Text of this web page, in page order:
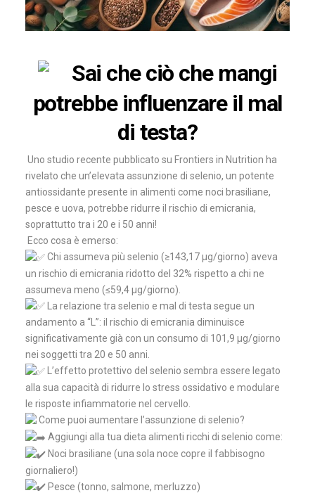
Sai che ciò che mangi
potrebbe influenzare il mal
di testa?
Uno studio recente pubblicato su Frontiers in Nutrition ha
rivelato che un’elevata assunzione di selenio, un potente
antiossidante presente in alimenti come noci brasiliane,
pesce e uova, potrebbe ridurre il rischio di emicrania,
soprattutto tra i 20 e i 50 anni!
Ecco cosa è emerso:
Chi assumeva più selenio (≥143,17 µg/giorno) aveva
un rischio di emicrania ridotto del 32% rispetto a chi ne
assumeva meno (≤59,4 µg/giorno).
La relazione tra selenio e mal di testa segue un
andamento a “L”: il rischio di emicrania diminuisce
significativamente già con un consumo di 101,9 µg/giorno
nei soggetti tra 20 e 50 anni.
L’effetto protettivo del selenio sembra essere legato
alla sua capacità di ridurre lo stress ossidativo e modulare
le risposte infiammatorie nel cervello.
Come puoi aumentare l’assunzione di selenio?
Aggiungi alla tua dieta alimenti ricchi di selenio come:
Noci brasiliane (una sola noce copre il fabbisogno
giornaliero!)
Pesce (tonno, salmone, merluzzo)